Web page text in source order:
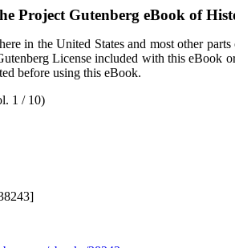
Project Gutenberg eBook of
in the United States and most other
License included with this eBook
before using this eBook.
1 / 10)